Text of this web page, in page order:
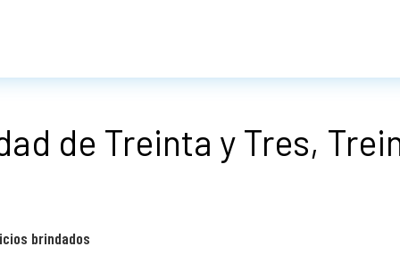
de Treinta y Tres,
brindados